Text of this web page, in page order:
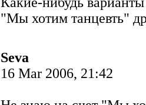
"Мы хотим танцевть"
Seva
16 Mar 2006, 21:42